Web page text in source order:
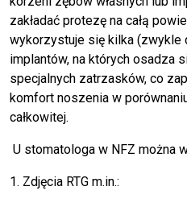
zakładać protezę na całą
wykorzystuje się kilka (zwykle
implantów, na których osadza
specjalnych zatrzasków, co
komfort noszenia w
całkowitej.
U stomatologa w NFZ można
1. Zdjęcia RTG m.in.: